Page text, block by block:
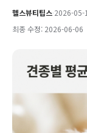
헬스뷰티팁스·2026-05-
최종 수정: 2026-06-06